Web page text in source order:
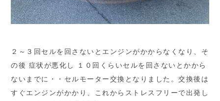
２～３回セルを回さないとエンジンがかからなくなり、そ
の後 症状が悪化し １０回くらいセルを回さないとかから
ないまでに・・セルモーター交換となりました。交換後は
すぐエンジンがかかり、これからストレスフリーで出発し